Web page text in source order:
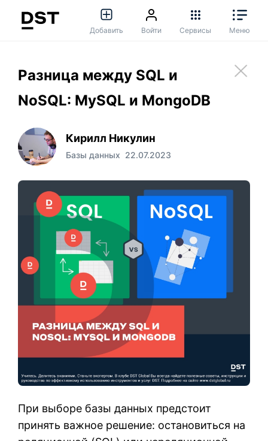
Добавить Войти Сервисы Меню
Разница между SQL и
NoSQL: MySQL и MongoDB
Кирилл Никулин
Базы данных 22.07.2023
При выборе базы данных предстоит
принять важное решение: остановиться на